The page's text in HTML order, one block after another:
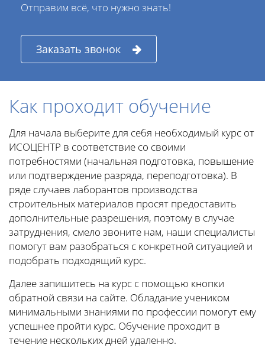
Отправим всё, что нужно знать!
Заказать звонок
Как проходит обучение
Для начала выберите для себя необходимый курс от
ИСОЦЕНТР в соответствие со своими
потребностями (начальная подготовка, повышение
или подтверждение разряда, переподготовка). В
ряде случаев лаборантов производства
строительных материалов просят предоставить
дополнительные разрешения, поэтому в случае
затруднения, смело звоните нам, наши специалисты
помогут вам разобраться с конкретной ситуацией и
подобрать подходящий курс.
Далее запишитесь на курс с помощью кнопки
обратной связи на сайте. Обладание учеником
минимальными знаниями по профессии помогут ему
успешнее пройти курс. Обучение проходит в
течение нескольких дней удаленно.